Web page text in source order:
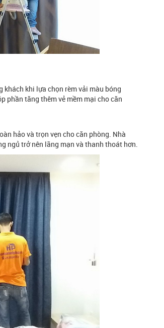
khách khi lựa chọn rèm vải màu bóng
phần tăng thêm vẻ mềm mại cho căn
hảo và trọn vẹn cho căn phòng. Nhà
ngủ trở nên lãng mạn và thanh thoát hơn.